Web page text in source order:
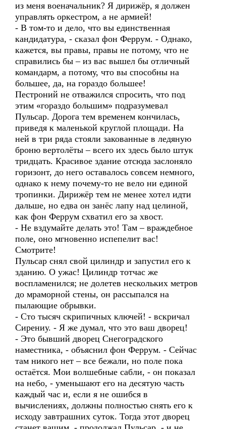
из меня военачальник? Я дирижёр, я должен
управлять оркестром, а не армией!
- В том-то и дело, что вы единственная
кандидатура, - сказал фон Феррум. - Однако,
кажется, вы правы, правы не потому, что не
справились бы – из вас вышел бы отличный
командарм, а потому, что вы способны на
большее, да, на гораздо большее!
Пестроний не отважился спросить, что под
этим «гораздо большим» подразумевал
Пульсар. Дорога тем временем кончилась,
приведя к маленькой круглой площади. На
ней в три ряда стояли закованные в ледяную
броню вертолёты – всего их здесь было штук
тридцать. Красивое здание отсюда заслоняло
горизонт, до него оставалось совсем немного,
однако к нему почему-то не вело ни единой
тропинки. Дирижёр тем не менее хотел идти
дальше, но едва он занёс лапу над целиной,
как фон Феррум схватил его за хвост.
- Не вздумайте делать это! Там – враждебное
поле, оно мгновенно испепелит вас!
Смотрите!
Пульсар снял свой цилиндр и запустил его к
зданию. О ужас! Цилиндр тотчас же
воспламенился; не долетев нескольких метров
до мраморной стены, он рассыпался на
пылающие обрывки.
- Сто тысяч скрипичных ключей! - вскричал
Сирениу. - Я же думал, что это ваш дворец!
- Это бывший дворец Снегоградского
наместника, - объяснил фон Феррум. - Сейчас
там никого нет – все бежали, но поле пока
остаётся. Мои волшебные сабли, - он показал
на небо, - уменьшают его на десятую часть
каждый час и, если я не ошибся в
вычислениях, должны полностью снять его к
исходу завтрашних суток. Тогда этот дворец